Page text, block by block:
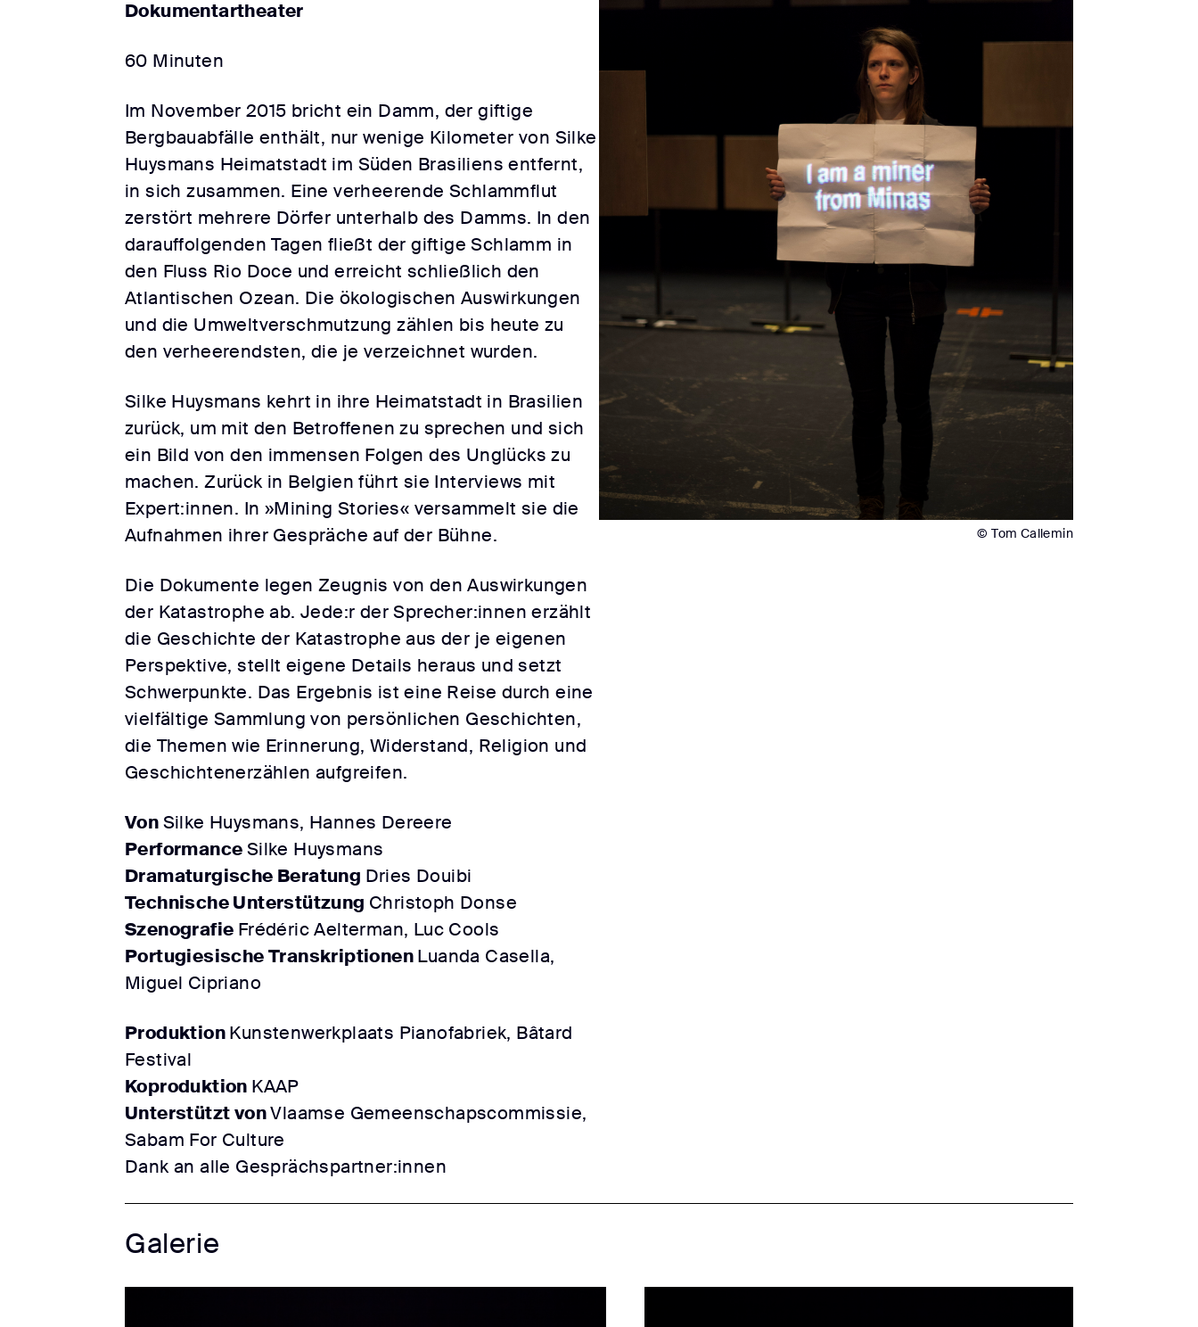
Dokumentartheater
60 Minuten
Im November 2015 bricht ein Damm, der giftige
Bergbauabfälle enthält, nur wenige Kilometer von Silke
Huysmans Heimatstadt im Süden Brasiliens entfernt,
in sich zusammen. Eine verheerende Schlammflut
zerstört mehrere Dörfer unterhalb des Damms. In den
darauffolgenden Tagen fließt der giftige Schlamm in
den Fluss Rio Doce und erreicht schließlich den
Atlantischen Ozean. Die ökologischen Auswirkungen
und die Umweltverschmutzung zählen bis heute zu
den verheerendsten, die je verzeichnet wurden.
Silke Huysmans kehrt in ihre Heimatstadt in Brasilien
zurück, um mit den Betroffenen zu sprechen und sich
ein Bild von den immensen Folgen des Unglücks zu
machen. Zurück in Belgien führt sie Interviews mit
Expert:innen. In »Mining Stories« versammelt sie die
Aufnahmen ihrer Gespräche auf der Bühne.
Die Dokumente legen Zeugnis von den Auswirkungen
der Katastrophe ab. Jede:r der Sprecher:innen erzählt
die Geschichte der Katastrophe aus der je eigenen
Perspektive, stellt eigene Details heraus und setzt
Schwerpunkte. Das Ergebnis ist eine Reise durch eine
vielfältige Sammlung von persönlichen Geschichten,
die Themen wie Erinnerung, Widerstand, Religion und
Geschichtenerzählen aufgreifen.
VonSilke Huysmans, Hannes Dereere
PerformanceSilke Huysmans
Dramaturgische Beratung Dries Douibi
Technische Unterstützung Christoph Donse
Szenografie Frédéric Aelterman, Luc Cools
Portugiesische TranskriptionenLuanda Casella,
Miguel Cipriano
ProduktionKunstenwerkplaats Pianofabriek, Bâtard
Festival
Koproduktion KAAP
Unterstützt vonVlaamse Gemeenschapscommissie,
Sabam For Culture
Dank an alle Gesprächspartner:innen
© Tom Callemin
Galerie